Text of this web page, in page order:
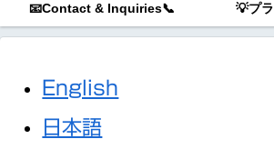
📧Contact & Inquiries📞 💡プ
English
日本語